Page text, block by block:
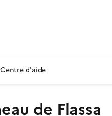
Centre d'aide
de Flassa